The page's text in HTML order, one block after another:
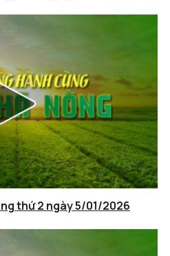
thứ 2 ngày 5/01/2026